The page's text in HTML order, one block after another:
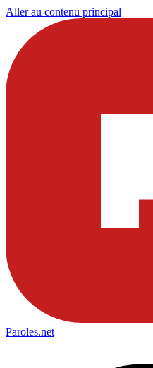
Aller au contenu principal
Paroles.net